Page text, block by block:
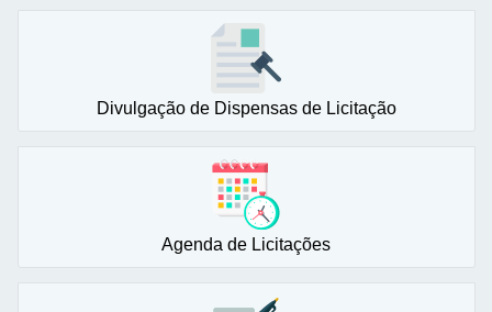
Divulgação de Dispensas de Licitação
Agenda de Licitações